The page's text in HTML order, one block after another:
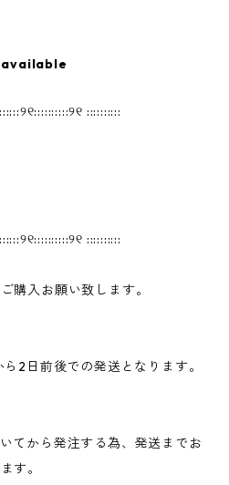
::::::::::
::::::::::
購入お願い致します。
2日前後での発送となります。
てから発注する為、発送までお
す。